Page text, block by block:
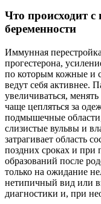
Что происходит
беременности
Иммунная
прогестерона,
по которым кожные и
ведут себя активнее.
увеличиваться,
чаще цепляться за
подмышечные
слизистые вульвы и
затрагивает область
поздних сроках и при
образований после
только на ожидание
нетипичный вид или
диагностики и, при